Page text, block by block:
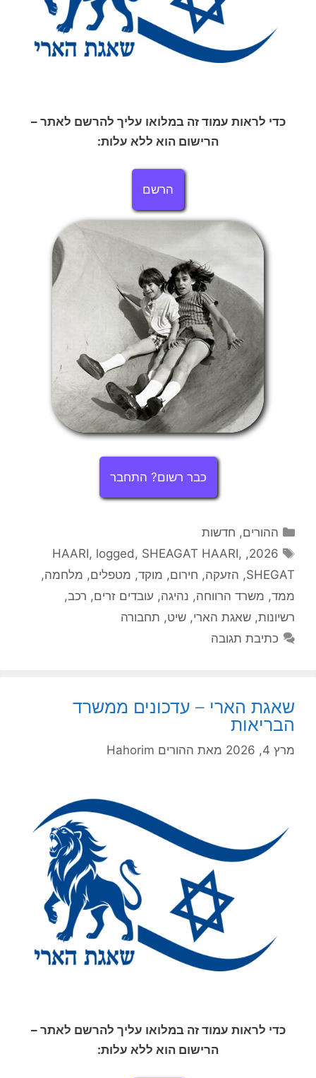
כדי לראות עמוד זה במלואו עליך להרשם לאתר –
הרישום הוא ללא עלות:
הרשם
כבר רשום? התחבר
קטגוריות
ההורים, חדשות
תגיות
2026
,
HAARI, logged , SHEAGAT HAARI,
SHEGAT
, הזעקה, חירום, מוקד, מטפלים, מלחמה,
ממד, משרד הרווחה, נהיגה, עובדים זרים, רכב,
רשיונות, שאגת הארי, שיט, תחבורה
כתיבת תגובה
שאגת הארי – עדכונים ממשרד
הבריאות
מרץ 4, 2026 מאת ההורים Hahorim
כדי לראות עמוד זה במלואו עליך להרשם לאתר –
הרישום הוא ללא עלות: